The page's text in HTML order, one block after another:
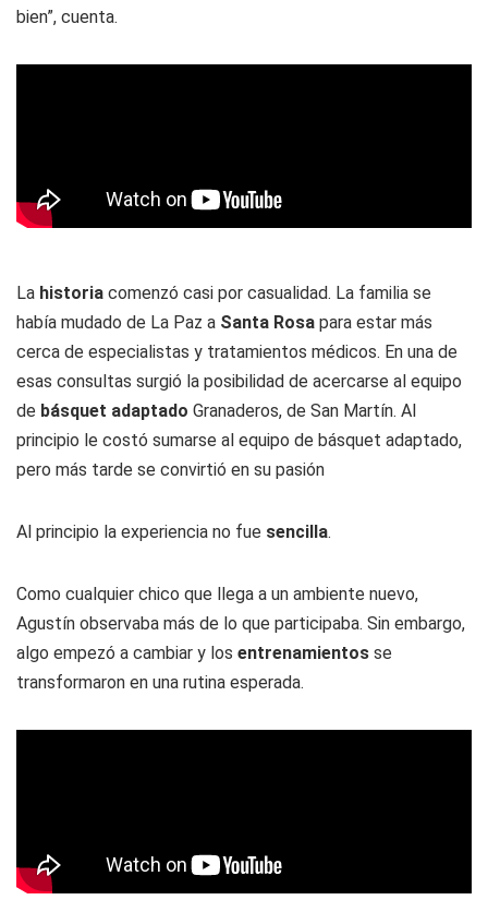
bien”, cuenta.
La historia comenzó casi por casualidad. La familia se
había mudado de La Paz a Santa Rosa para estar más
cerca de especialistas y tratamientos médicos. En una de
esas consultas surgió la posibilidad de acercarse al equipo
de básquet adaptado Granaderos, de San Martín. Al
principio le costó sumarse al equipo de básquet adaptado,
pero más tarde se convirtió en su pasión
Al principio la experiencia no fue sencilla.
Como cualquier chico que llega a un ambiente nuevo,
Agustín observaba más de lo que participaba. Sin embargo,
algo empezó a cambiar y los entrenamientos se
transformaron en una rutina esperada.